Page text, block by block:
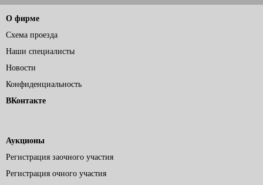
О фирме
Схема проезда
Наши специалисты
Новости
Конфиденциальность
ВКонтакте
Аукционы
Регистрация заочного участия
Регистрация очного участия